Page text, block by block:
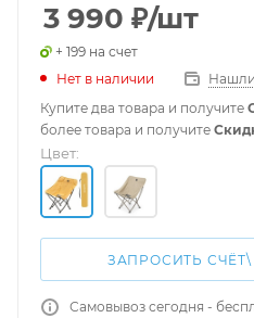
3 990 ₽/шт
+ 199 на счет
Нет в наличии
Купите два товара и получите
более товара и получите
Цвет:
ЗАПРОСИТЬ
Самовывоз сегодня -